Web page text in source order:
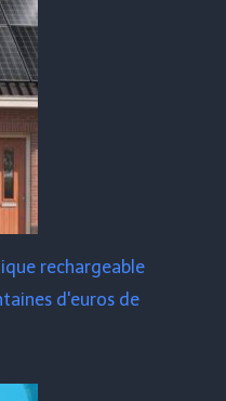
rechargeable
d'euros de